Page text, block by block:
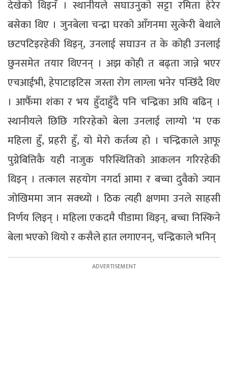
देखेको थिइनँ । स्थानीयले सघाउनुको सट्टा रमिता हेरेर
बसेका थिए । जुनबेला चन्द्रा घरको आँगनमा सुत्केरी बेथाले
छटपटिइरहेकी थिइन्, उनलाई सघाउन त के कोही उनलाई
छुनसमेत तयार थिएनन् । अझ कोही त बढ्ता जान्ने भएर
एचआईभी, हेपाटाइटिस जस्ता रोग लाग्ला भनेर पन्छिँदै थिए
। आफैँमा शंका र भय हुँदाहुँदै पनि चन्द्रिका अघि बढिन् ।
स्थानीयले छिछि गरिरहेको बेला उनलाई लाग्यो ‘म एक
महिला हुँ, प्रहरी हुँ, यो मेरो कर्तव्य हो । चन्द्रिकाले आफू
पुग्नेबित्तिकै यही नाजुक परिस्थितिको आकलन गरिरहेकी
थिइन् । तत्काल सहयोग नगर्दा आमा र बच्चा दुवैको ज्यान
जोखिममा जान सक्थ्यो । ठिक त्यही क्षणमा उनले साहसी
निर्णय लिइन् । महिला एकदमै पीडामा थिइन्, बच्चा निस्किने
बेला भएको थियो र कसैले हात लगाएनन्, चन्द्रिकाले भनिन्